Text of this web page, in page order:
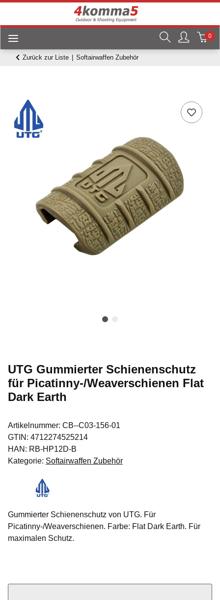
0
Zurück zur Liste Softairwaffen Zubehör
UTG Gummierter Schienenschutz
für Picatinny-/Weaverschienen Flat
Dark Earth
Artikelnummer: CB--C03-156-01
GTIN: 4712274525214
HAN: RB-HP12D-B
Kategorie: Softairwaffen Zubehör
Gummierter Schienenschutz von UTG. Für
Picatinny-/Weaverschienen. Farbe: Flat Dark Earth. Für
maximalen Schutz.